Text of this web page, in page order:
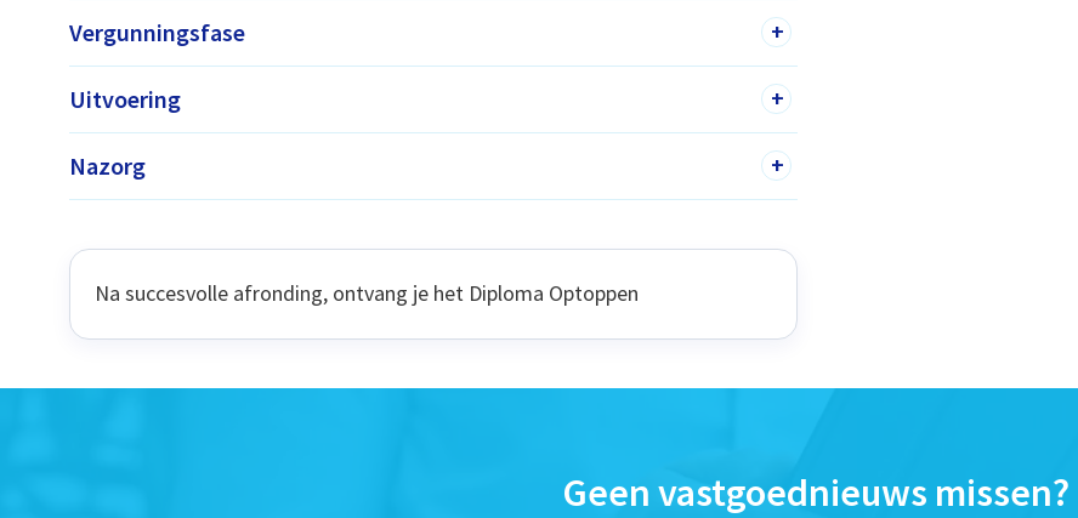
Vergunningsfase +
Uitvoering +
Nazorg +
Na succesvolle afronding, ontvang je het Diploma Optoppen
Geen vastgoednieuws missen?